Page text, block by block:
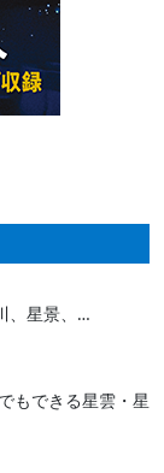
、星景、…
もできる星雲・星